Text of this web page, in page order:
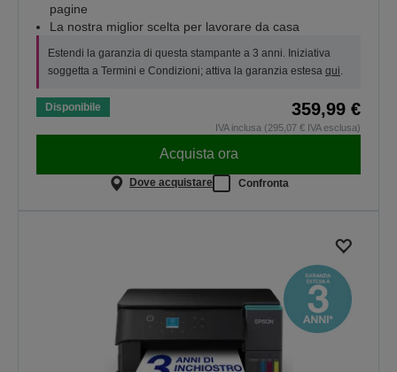
pagine
La nostra miglior scelta per lavorare da casa
Estendi la garanzia di questa stampante a 3 anni. Iniziativa
soggetta a Termini e Condizioni; attiva la garanzia estesa qui.
Disponibile 359,99 €
IVA inclusa (295,07 € IVA esclusa)
Acquista ora
Dove acquistare Confronta